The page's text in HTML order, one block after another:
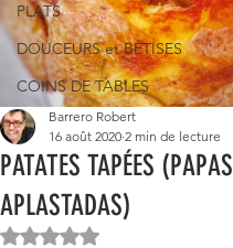
PLATS
DOUCEURS et BÊTISES
COINS DE TABLES
PATATES TAPÉES (PAPAS
APLASTADAS)
Barrero Robert
16 août 2020 2 min de lecture
Noté NaN étoiles sur 5.